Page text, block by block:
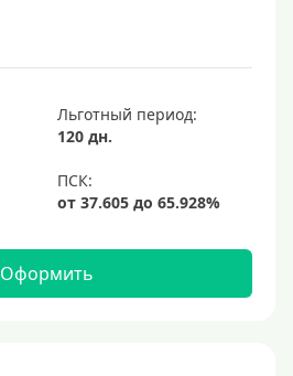
Льготный период:
120 дн.
Оформить